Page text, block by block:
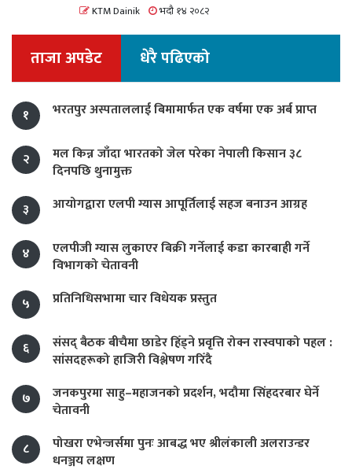
KTM Dainik भदौ १४ २०८२
ताजा अपडेट धेरै पढिएको
१ भरतपुर अस्पताललाई बिमामार्फत एक वर्षमा एक अर्ब प्राप्त
२
मल किन्न जाँदा भारतको जेल परेका नेपाली किसान ३८
दिनपछि थुनामुक्त
३
आयोगद्वारा एलपी ग्यास आपूर्तिलाई सहज बनाउन आग्रह
४
एलपीजी ग्यास लुकाएर बिक्री गर्नेलाई कडा कारबाही गर्ने
विभागको चेतावनी
५
प्रतिनिधिसभामा चार विधेयक प्रस्तुत
६
संसद् बैठक बीचैमा छाडेर हिँड्ने प्रवृत्ति रोक्न रास्वपाको पहल :
सांसदहरूको हाजिरी विश्लेषण गरिँदै
७
जनकपुरमा साहु–महाजनको प्रदर्शन, भदौमा सिंहदरबार घेर्ने
चेतावनी
८
पोखरा एभेन्जर्समा पुनः आबद्ध भए श्रीलंकाली अलराउन्डर
धनञ्जय लक्षण